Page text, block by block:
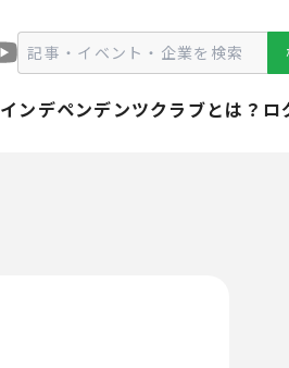
インデペンデンツクラブとは？ ロ